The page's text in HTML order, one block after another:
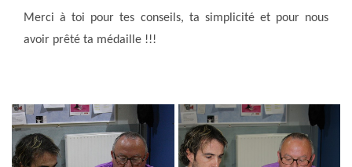
Merci à toi pour tes conseils, ta simplicité et pour nous
avoir prêté ta médaille !!!